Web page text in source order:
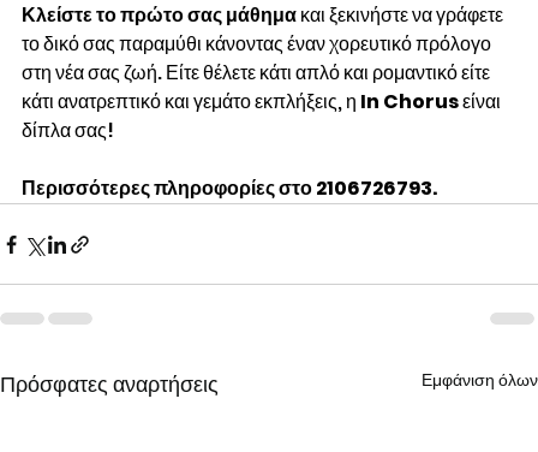
Κλείστε το πρώτο σας μάθημα και ξεκινήστε να γράφετε
το δικό σας παραμύθι κάνοντας έναν χορευτικό πρόλογο
στη νέα σας ζωή. Είτε θέλετε κάτι απλό και ρομαντικό είτε
κάτι ανατρεπτικό και γεμάτο εκπλήξεις, η In Chorus είναι
δίπλα σας!
Περισσότερες πληροφορίες στο 2106726793.
Πρόσφατες αναρτήσεις Εμφάνιση όλων